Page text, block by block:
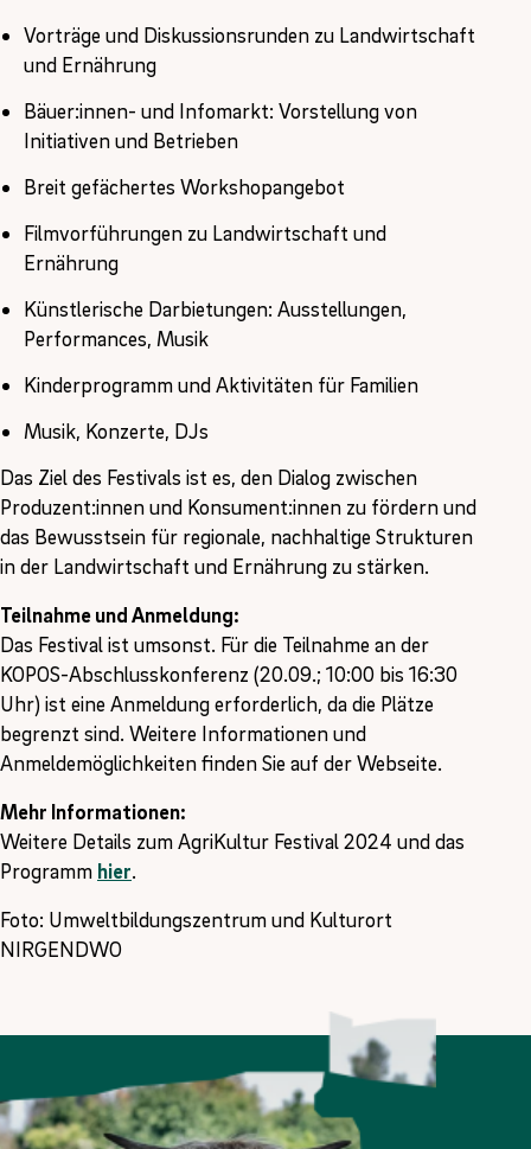
Vorträge und Diskussionsrunden zu Landwirtschaft
und Ernährung
Bäuer:innen- und Infomarkt: Vorstellung von
Initiativen und Betrieben
Breit gefächertes Workshopangebot
Filmvorführungen zu Landwirtschaft und
Ernährung
Künstlerische Darbietungen: Ausstellungen,
Performances, Musik
Kinderprogramm und Aktivitäten für Familien
Musik, Konzerte, DJs
Das Ziel des Festivals ist es, den Dialog zwischen
Produzent:innen und Konsument:innen zu fördern und
das Bewusstsein für regionale, nachhaltige Strukturen
in der Landwirtschaft und Ernährung zu stärken.
Teilnahme und Anmeldung:
Das Festival ist umsonst. Für die Teilnahme an der
KOPOS-Abschlusskonferenz (20.09.; 10:00 bis 16:30
Uhr) ist eine Anmeldung erforderlich, da die Plätze
begrenzt sind. Weitere Informationen und
Anmeldemöglichkeiten finden Sie auf der Webseite.
Mehr Informationen:
Weitere Details zum AgriKultur Festival 2024 und das
Programm hier.
Foto: Umweltbildungszentrum und Kulturort
NIRGENDWO